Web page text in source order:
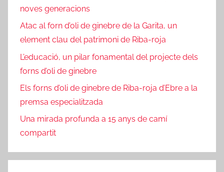
noves generacions
Atac al forn d’oli de ginebre de la Garita, un
element clau del patrimoni de Riba-roja
L’educació, un pilar fonamental del projecte dels
forns d’oli de ginebre
Els forns d’oli de ginebre de Riba-roja d’Ebre a la
premsa especialitzada
Una mirada profunda a 15 anys de camí
compartit